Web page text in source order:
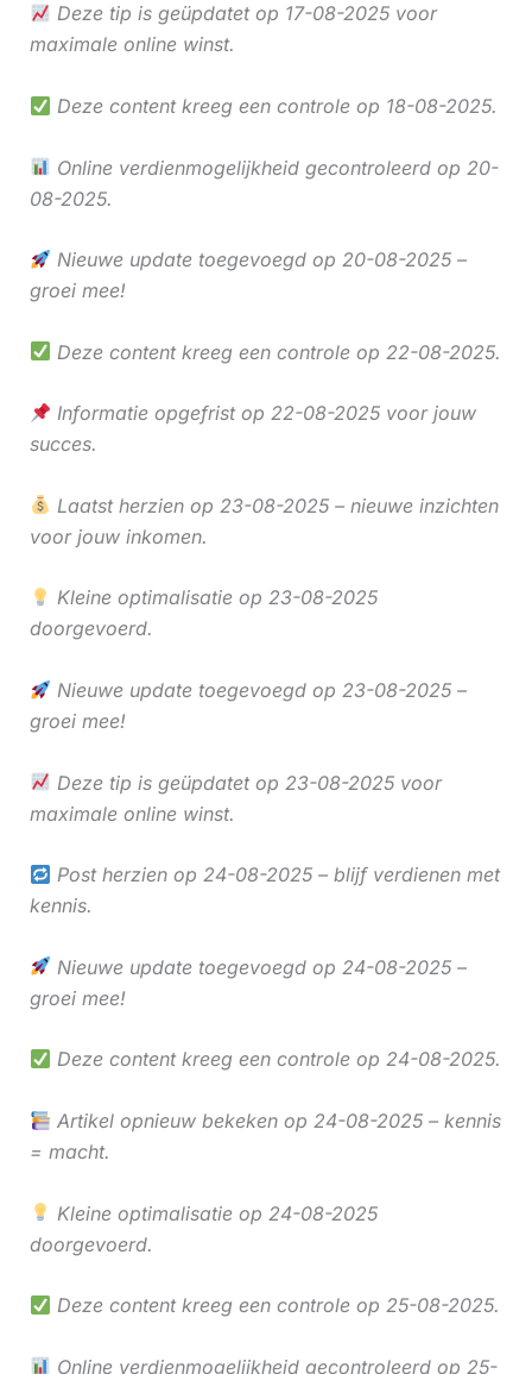
Deze tip is geüpdatet op 17-08-2025 voor
maximale online winst.
Deze content kreeg een controle op 18-08-2025.
Online verdienmogelijkheid gecontroleerd op 20-
08-2025.
Nieuwe update toegevoegd op 20-08-2025 –
groei mee!
Deze content kreeg een controle op 22-08-2025.
Informatie opgefrist op 22-08-2025 voor jouw
succes.
Laatst herzien op 23-08-2025 – nieuwe inzichten
voor jouw inkomen.
Kleine optimalisatie op 23-08-2025
doorgevoerd.
Nieuwe update toegevoegd op 23-08-2025 –
groei mee!
Deze tip is geüpdatet op 23-08-2025 voor
maximale online winst.
Post herzien op 24-08-2025 – blijf verdienen met
kennis.
Nieuwe update toegevoegd op 24-08-2025 –
groei mee!
Deze content kreeg een controle op 24-08-2025.
Artikel opnieuw bekeken op 24-08-2025 – kennis
= macht.
Kleine optimalisatie op 24-08-2025
doorgevoerd.
Deze content kreeg een controle op 25-08-2025.
Online verdienmogelijkheid gecontroleerd op 25-